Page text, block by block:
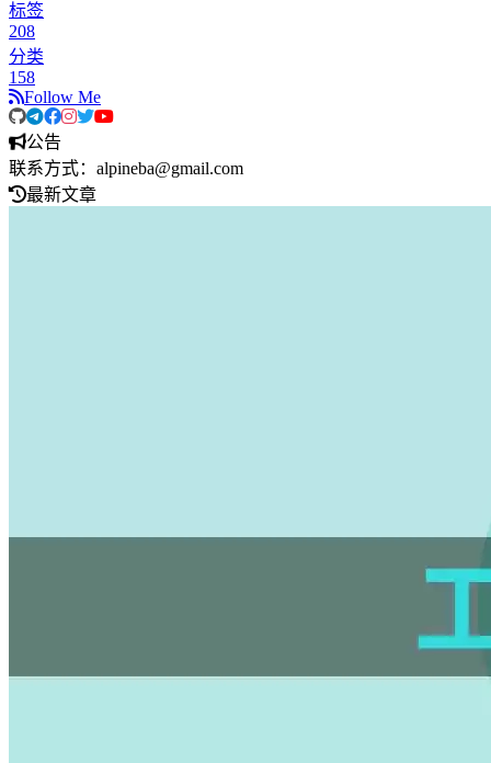
标签
208
分类
158
Follow Me
公告
联系方式：alpineba@gmail.com
最新文章